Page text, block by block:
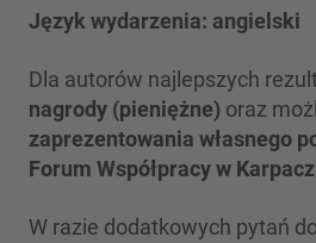
Język wydarzenia: angielski
Dla autorów najlepszych
nagrody (pieniężne) oraz
zaprezentowania własnego
Forum Współpracy w
W razie dodatkowych pytań